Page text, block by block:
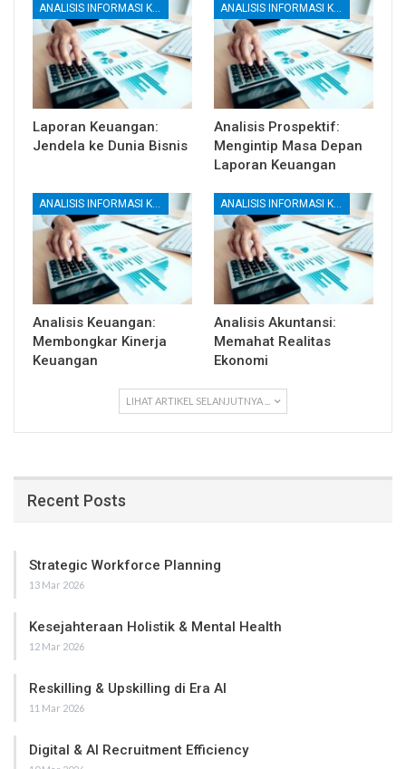
ANALISIS INFORMASI KEUANGAN
Laporan Keuangan:
Jendela ke Dunia Bisnis
ANALISIS INFORMASI KEUANGAN
Analisis Prospektif:
Mengintip Masa Depan
Laporan Keuangan
ANALISIS INFORMASI KEUANGAN
Analisis Keuangan:
Membongkar Kinerja
Keuangan
ANALISIS INFORMASI KEUANGAN
Analisis Akuntansi:
Memahat Realitas
Ekonomi
LIHAT ARTIKEL SELANJUTNYA ...
Recent Posts
Strategic Workforce Planning
13 Mar 2026
Kesejahteraan Holistik & Mental Health
12 Mar 2026
Reskilling & Upskilling di Era AI
11 Mar 2026
Digital & AI Recruitment Efficiency